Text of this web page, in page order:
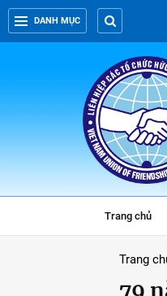
DANH MỤC
Trang chủ
Trang